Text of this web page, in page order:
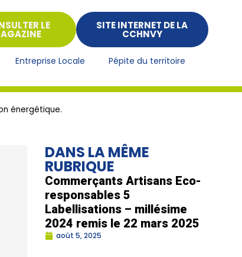
LE SITE INTERNET DE LA
CCHNVY
Entreprise Locale Pépite du territoire
énergétique.
DANS LA MÊME
RUBRIQUE
Commerçants Artisans Eco-
responsables 5
Labellisations – millésime
2024 remis le 22 mars 2025
août 5, 2025